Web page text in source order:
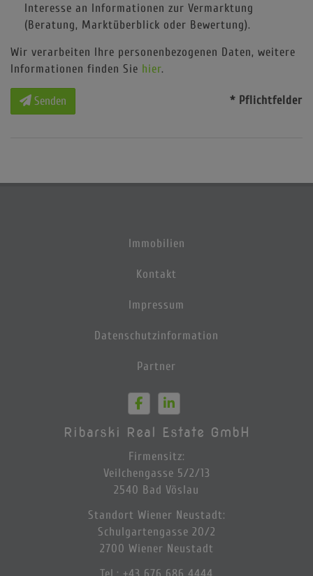
Interesse an Informationen zur Vermarktung
(Beratung, Marktüberblick oder Bewertung).
Wir verarbeiten Ihre personenbezogenen Daten, weitere
Informationen finden Sie hier.
Senden * Pflichtfelder
Immobilien
Kontakt
Impressum
Datenschutzinformation
Partner
Ribarski Real Estate GmbH
Firmensitz:
Veilchengasse 5/2/13
2540 Bad Vöslau
Standort Wiener Neustadt:
Schulgartengasse 20/2
2700 Wiener Neustadt